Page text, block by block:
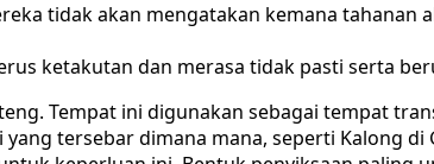
tidak akan mengatakan kemana tahanan
ketakutan dan merasa tidak pasti serta
Tempat ini digunakan sebagai tempat
tersebar dimana mana, seperti Kalong